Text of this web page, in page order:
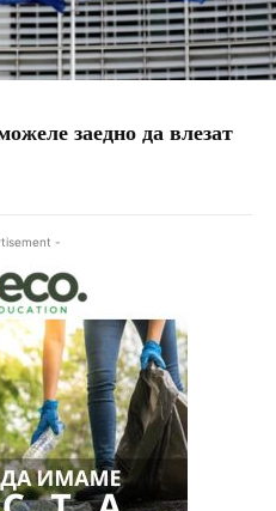
заедно да влезат
-